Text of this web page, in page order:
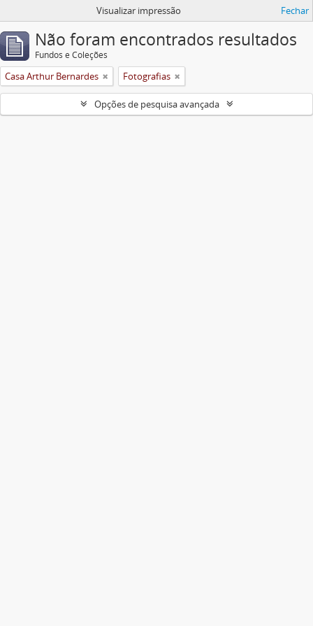
Visualizar impressão Fechar
Não foram encontrados resultados
Fundos e Coleções
Casa Arthur Bernardes Fotografias
Opções de pesquisa avançada